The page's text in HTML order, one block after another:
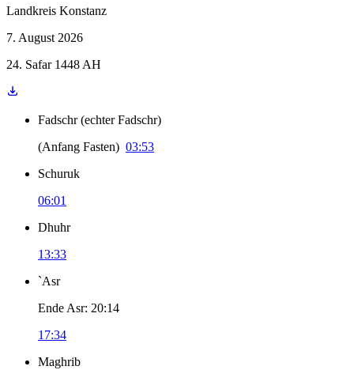
Landkreis Konstanz
7. August 2026
24. Safar 1448 AH
Fadschr (echter Fadschr)
(Anfang Fasten) 03:53
Schuruk
06:01
Dhuhr
13:33
`Asr
Ende Asr: 20:14
17:34
Maghrib